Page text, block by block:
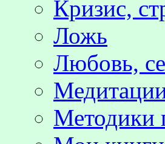
Кризис,
Ложь
Любовь,
Методики